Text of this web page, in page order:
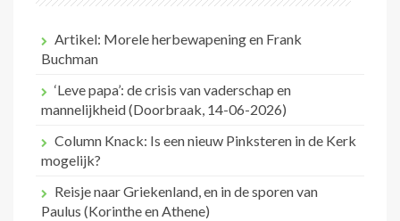
Artikel: Morele herbewapening en Frank
Buchman
‘Leve papa’: de crisis van vaderschap en
mannelijkheid (Doorbraak, 14-06-2026)
Column Knack: Is een nieuw Pinksteren in de Kerk
mogelijk?
Reisje naar Griekenland, en in de sporen van
Paulus (Korinthe en Athene)